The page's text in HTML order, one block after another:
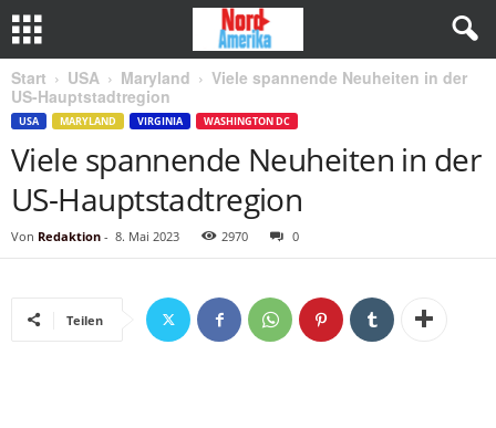
Start USA Maryland
Viele spannende Neuheiten in der
US-Hauptstadtregion
USA MARYLAND VIRGINIA WASHINGTON DC
Viele spannende Neuheiten in der
US-Hauptstadtregion
Von Redaktion - 8. Mai 2023 2970 0
Teilen